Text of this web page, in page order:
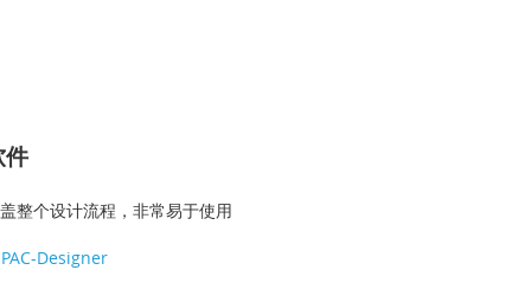
件
整个设计流程，非常易于使用
PAC-Designer